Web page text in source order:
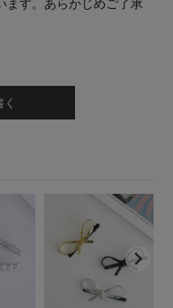
ます。あらかじめご了承